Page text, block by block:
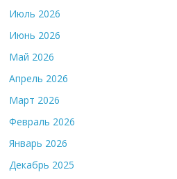
Июль 2026
Июнь 2026
Май 2026
Апрель 2026
Март 2026
Февраль 2026
Январь 2026
Декабрь 2025